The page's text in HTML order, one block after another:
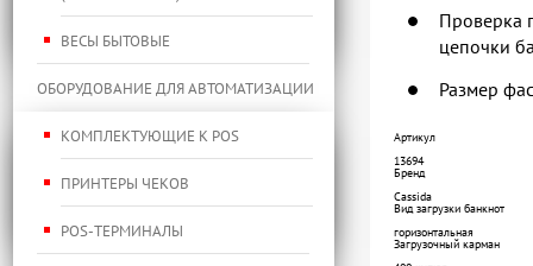
ВЕСЫ БЫТОВЫЕ
ОБОРУДОВАНИЕ ДЛЯ АВТОМАТИЗАЦИИ
КОМПЛЕКТУЮЩИЕ К POS
ПРИНТЕРЫ ЧЕКОВ
POS-ТЕРМИНАЛЫ
Проверка
цепочки
Размер
Артикул
13694
Бренд
Cassida
Вид загрузки банкнот
горизонтальная
Загрузочный карман